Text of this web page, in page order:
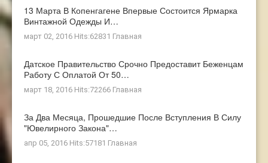
13 Марта В Копенгагене Впервые Состоится Ярмарка
Винтажной Одежды И…
март 02, 2016 Hits:62831 Главная
Датское Правительство Срочно Предоставит Беженцам
Работу С Оплатой От 50…
март 18, 2016 Hits:72266 Главная
За Два Месяца, Прошедшие После Вступления В Силу
"ювелирного Закона"…
апр 05, 2016 Hits:57181 Главная